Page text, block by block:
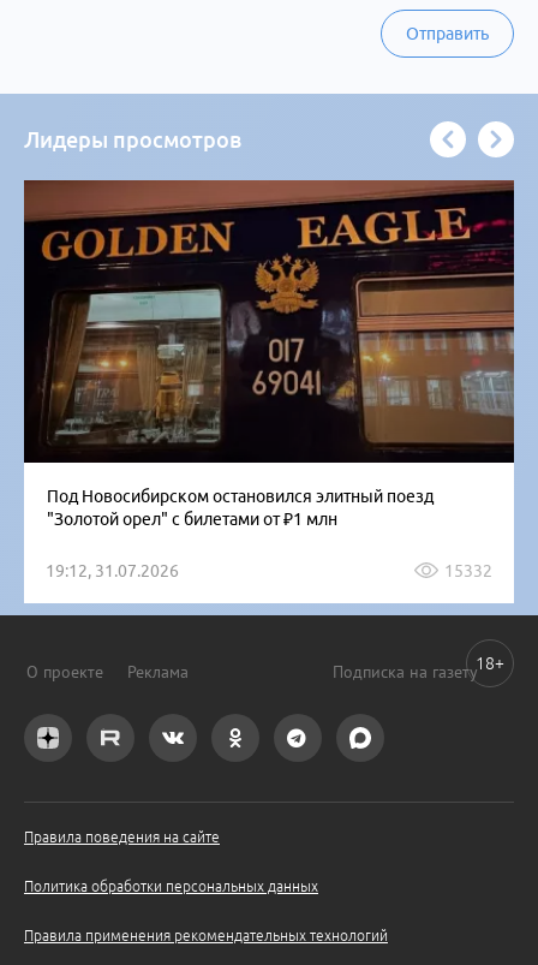
Отправить
Лидеры просмотров
Под Новосибирском остановился элитный поезд
"Золотой орел" с билетами от ₽1 млн
19:12, 31.07.2026 15332
О проекте Реклама Подписка на газету
Правила поведения на сайте
Политика обработки персональных данных
Правила применения рекомендательных технологий
18+